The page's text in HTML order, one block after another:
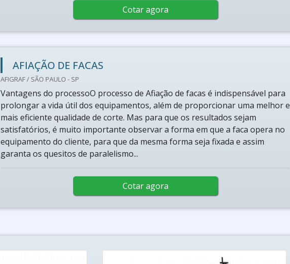
Cotar agora
AFIAÇÃO DE FACAS
AFIGRAF / SÃO PAULO - SP
Vantagens do processoO processo de Afiação de facas é indispensável para
prolongar a vida útil dos equipamentos, além de proporcionar uma melhor e
mais eficiente qualidade de corte. Mas para que os resultados sejam
satisfatórios, é muito importante observar a forma em que a faca opera no
equipamento do cliente, para que da mesma forma seja fixada e assim
garanta os quesitos de paralelismo...
Cotar agora